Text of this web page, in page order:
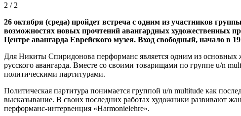
2 / 2
26 октября (среда) пройдет встреча с одним из участников
возможностях новых прочтений авангардных художественных
Центре авангарда Еврейского музея. Вход свободный, начало в
Для Никиты Спиридонова перформанс является одним из основных
русского авангарда. Вместе со своими товарищами по группе u/n
политическими партитурами.
Политическая партитура понимается группой u/n multitude как
высказывание. В своих последних работах художники развивают
перформанс-интервенция «Harmonielehre».